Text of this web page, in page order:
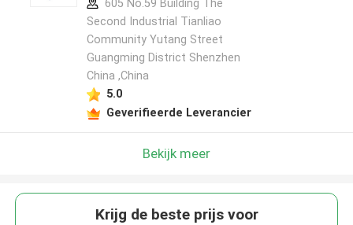
605 No.59 Building The
Second Industrial Tianliao
Community Yutang Street
Guangming District Shenzhen
China ,China
5.0
Geverifieerde Leverancier
Bekijk meer
Krijg de beste prijs voor